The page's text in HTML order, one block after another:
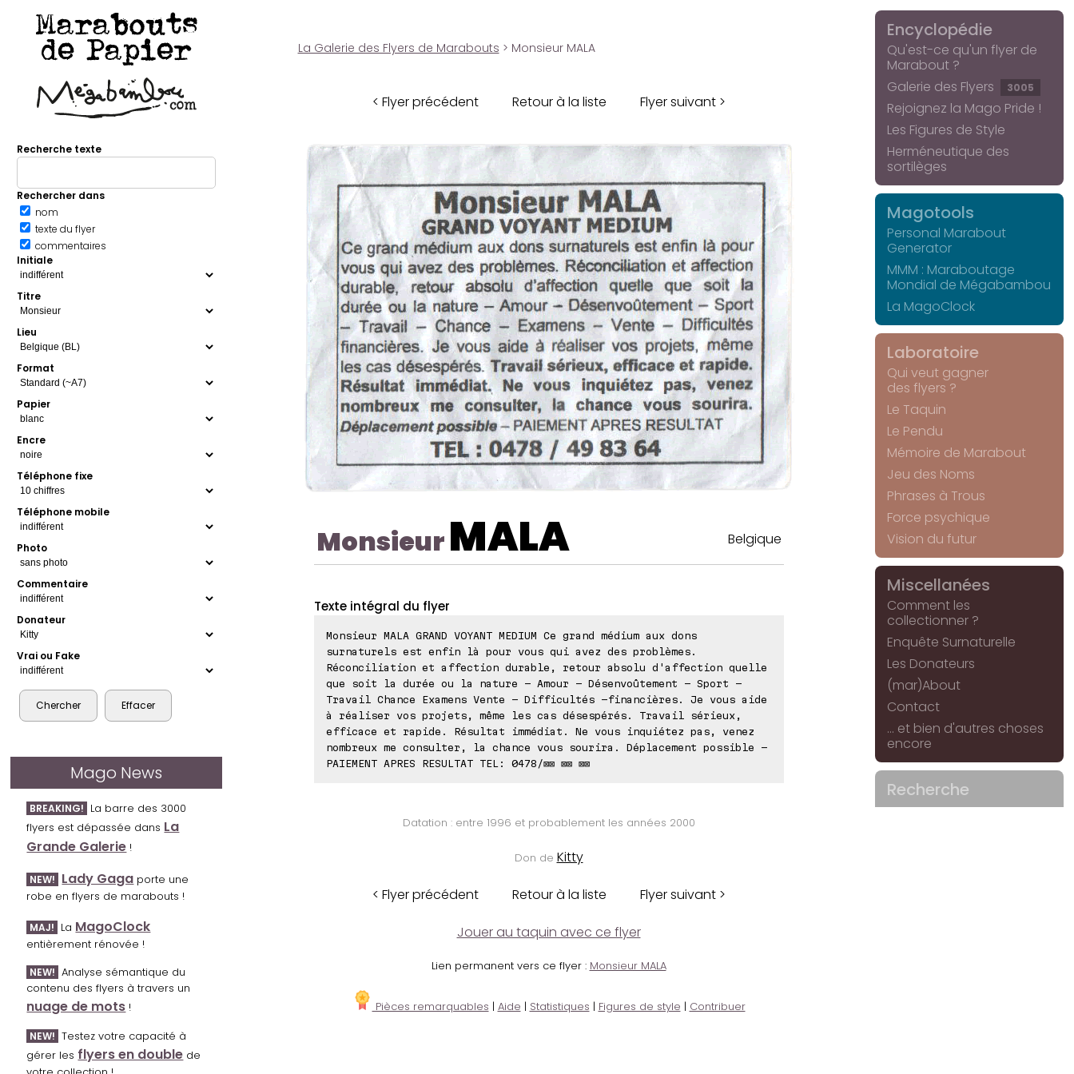
Marabouts
de Papier
Recherche texte
Rechercher dans
nom
texte du flyer
commentaires
Initiale
Titre
Lieu
Format
Papier
Encre
Téléphone fixe
Téléphone mobile
Photo
Commentaire
Donateur
Vrai ou Fake
Mago News
BREAKING! La barre des 3000
flyers est dépassée dans La
Grande Galerie !
NEW! Lady Gaga porte une
robe en flyers de marabouts !
MAJ! La MagoClock
entièrement rénovée !
NEW! Analyse sémantique du
contenu des flyers à travers un
nuage de mots !
NEW! Testez votre capacité à
gérer les flyers en double de
La Galerie des Flyers de Marabouts > Monsieur MALA
< Flyer précédent Retour à la liste Flyer suivant >
MonsieurMALA Belgique
Texte intégral du flyer
Monsieur MALA GRAND VOYANT MEDIUM Ce grand médium aux dons
surnaturels est enfin là pour vous qui avez des problèmes.
Réconciliation et affection durable, retour absolu d'affection quelle
que soit la durée ou la nature - Amour - Désenvoûtement - Sport -
Travail Chance Examens Vente - Difficultés -financières. Je vous aide
à réaliser vos projets, même les cas désespérés. Travail sérieux,
efficace et rapide. Résultat immédiat. Ne vous inquiétez pas, venez
nombreux me consulter, la chance vous sourira. Déplacement possible -
PAIEMENT APRES RESULTAT TEL: 0478/⊠⊠ ⊠⊠ ⊠⊠
Datation : entre 1996 et probablement les années 2000
Don de Kitty
< Flyer précédent Retour à la liste Flyer suivant >
Jouer au taquin avec ce flyer
Lien permanent vers ce flyer : Monsieur MALA
Pièces remarquables | Aide | Statistiques | Figures de style | Contribuer
Encyclopédie
Qu'est-ce qu'un flyer de
Marabout ?
Galerie des Flyers
3005
Rejoignez la Mago Pride !
Les Figures de Style
Herméneutique des
sortilèges
Magotools
Personal Marabout
Generator
MMM : Maraboutage
Mondial de Mégabambou
La MagoClock
Laboratoire
Qui veut gagner
des flyers ?
Le Taquin
Le Pendu
Mémoire de Marabout
Jeu des Noms
Phrases à Trous
Force psychique
Vision du futur
Miscellanées
Comment les
collectionner ?
Enquête Surnaturelle
Les Donateurs
(mar)About
Contact
... et bien d'autres choses
encore
Recherche